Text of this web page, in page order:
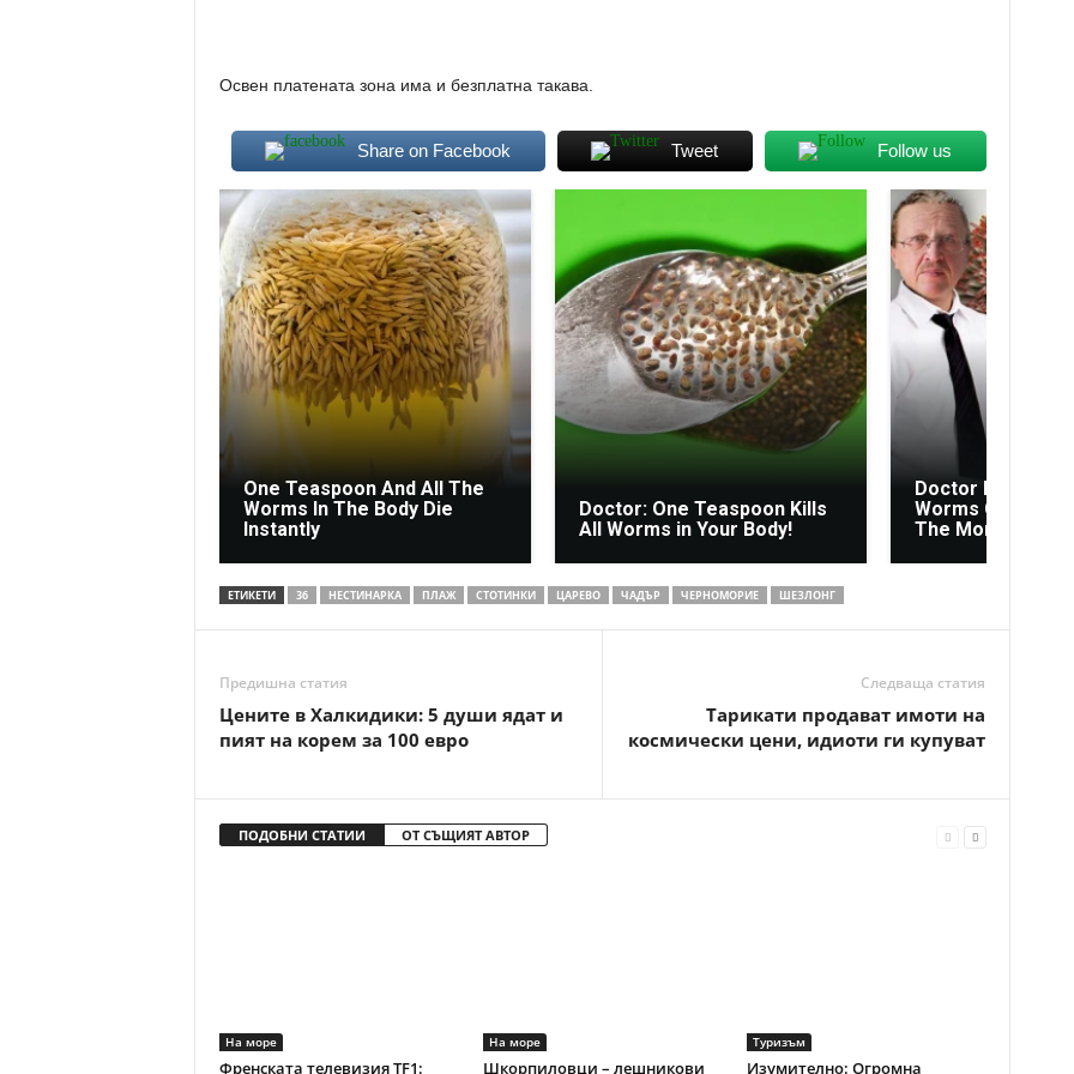
Освен платената зона има и безплатна такава.
Share on Facebook Tweet Follow us
One Teaspoon And All The
Worms In The Body Die
Instantly
Doctor: One Teaspoon Kills
All Worms in Your Body!
Doctor From
Worms Come Out
The Morning!
ЕТИКЕТИ 36 НЕСТИНАРКА ПЛАЖ СТОТИНКИ ЦАРЕВО ЧАДЪР ЧЕРНОМОРИЕ ШЕЗЛОНГ
Предишна статия
Цените в Халкидики: 5 души ядат и
пият на корем за 100 евро
Следваща статия
Тарикати продават имоти на
космически цени, идиоти ги купуват
ПОДОБНИ СТАТИИ ОТ СЪЩИЯТ АВТОР
На море
Френската телевизия TF1:
На море
Шкорпиловци – лешникови
Туризъм
Изумително: Огромна